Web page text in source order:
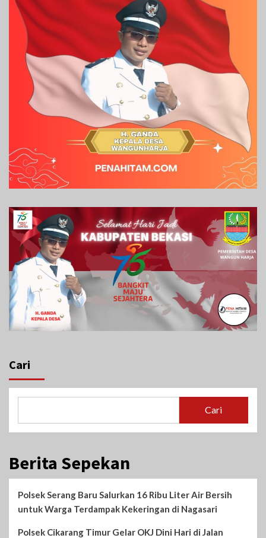
Cari
Cari
Berita Sepekan
Polsek Serang Baru Salurkan 16 Ribu Liter Air Bersih
untuk Warga Terdampak Kekeringan di Nagasari
Polsek Cikarang Timur Gelar OKJ Dini Hari di Jalan